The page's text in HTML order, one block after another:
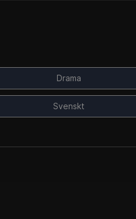
Drama
Svenskt